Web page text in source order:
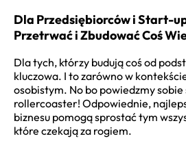
Dla Przedsiębiorców i Start-
Przetrwać i Zbudować Coś
Dla tych, którzy budują coś od
kluczowa. I to zarówno w
osobistym. No bo powiedzmy
rollercoaster! Odpowiednie,
biznesu pomogą sprostać tym
które czekają za rogiem.